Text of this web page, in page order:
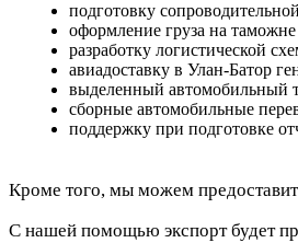
подготовку
оформление груза на
разработку логистической
авиадоставку в Улан-Батор
выделенный автомобильный
сборные автомобильные
поддержку при подготовке
Кроме того, мы можем
С нашей помощью экспорт будет